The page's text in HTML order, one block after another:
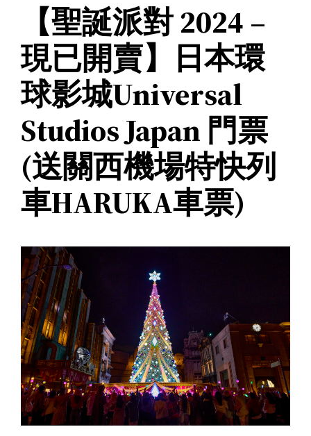
【聖誕派對 2024 –
現已開賣】日本環
球影城Universal
Studios Japan 門票
(送關西機場特快列
車HARUKA車票)